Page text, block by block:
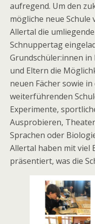
aufregend. Um den
mögliche neue Schule
Allertal die
Schnuppertag
Grundschüler:innen
und Eltern die
neuen Fächer sowie
weiterführenden
Experimente,
Ausprobieren,
Sprachen oder
Allertal haben mit viel
präsentiert, was die